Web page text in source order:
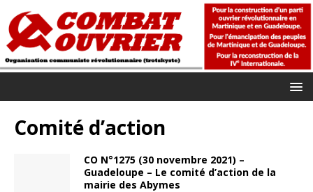
Comité d’action
CO N°1275 (30 novembre 2021) –
Guadeloupe – Le comité d’action de la
mairie des Abymes